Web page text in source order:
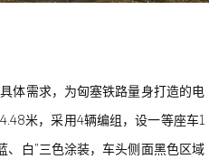
体需求，为匈塞铁路量身打造的电
米，采用4辆编组，设一等座车1
白”三色涂装，车头侧面黑色区域